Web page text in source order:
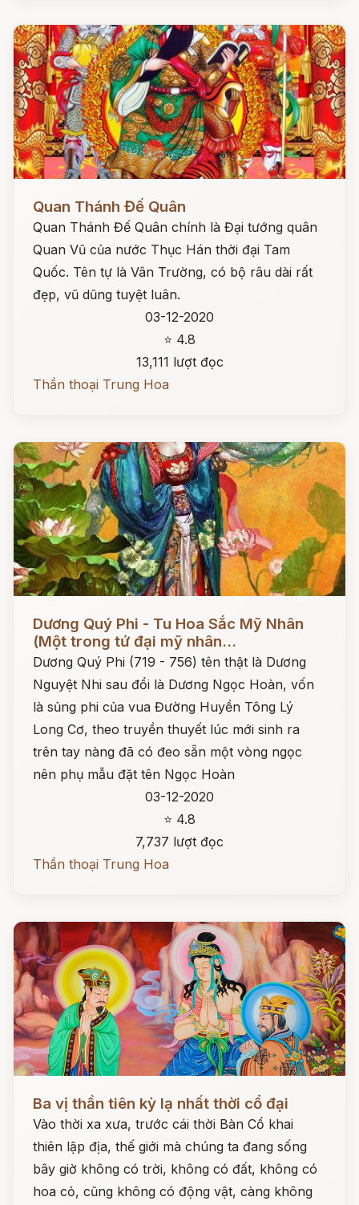
Quan Thánh Đế Quân
Quan Thánh Đế Quân chính là Đại tướng quân
Quan Vũ của nước Thục Hán thời đại Tam
Quốc. Tên tự là Vân Trường, có bộ râu dài rất
đẹp, vũ dũng tuyệt luân.
03-12-2020
⭐ 4.8
13,111 lượt đọc
Thần thoại Trung Hoa
Dương Quý Phi - Tu Hoa Sắc Mỹ Nhân
(Một trong tứ đại mỹ nhân...
Dương Quý Phi (719 - 756) tên thật là Dương
Nguyệt Nhi sau đổi là Dương Ngọc Hoàn, vốn
là sủng phi của vua Đường Huyền Tông Lý
Long Cơ, theo truyền thuyết lúc mới sinh ra
trên tay nàng đã có đeo sẵn một vòng ngọc
nên phụ mẫu đặt tên Ngọc Hoàn
03-12-2020
⭐ 4.8
7,737 lượt đọc
Thần thoại Trung Hoa
Ba vị thần tiên kỳ lạ nhất thời cổ đại
Vào thời xa xưa, trước cái thời Bàn Cổ khai
thiên lập địa, thế giới mà chúng ta đang sống
bây giờ không có trời, không có đất, không có
hoa cỏ, cũng không có động vật, càng không